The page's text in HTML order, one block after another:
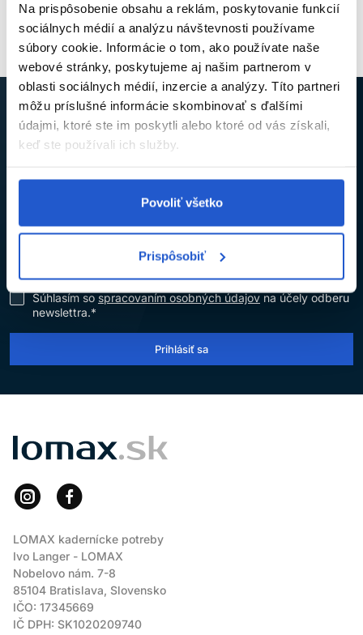
Na prispôsobenie obsahu a reklám, poskytovanie funkcií
sociálnych médií a analýzu návštevnosti používame
súbory cookie. Informácie o tom, ako používate naše
webové stránky, poskytujeme aj našim partnerom v
oblasti sociálnych médií, inzercie a analýzy. Títo partneri
môžu príslušné informácie skombinovať s ďalšími
údajmi, ktoré ste im poskytli alebo ktoré od vás získali,
keď ste používali ich služby.
Povoliť všetko
Prispôsobiť
NECH VÁM NEUJDE ŽIADNA NOVINKA ANI
Prihláste sa na odber newslettra a získajte kód na
ktorý vám pošleme na e-mail.
Súhlasím sospracovaním osobných údajovna účely odberu
newslettra.*
Prihlásiť sa
LOMAX
LOMAX kadernícke potreby
Ivo Langer - LOMAX
Nobelovo nám. 7-8
85104 Bratislava, Slovensko
IČO: 17345669
IČ DPH: SK1020209740